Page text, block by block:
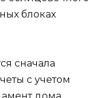
блоках
сначала
с учетом